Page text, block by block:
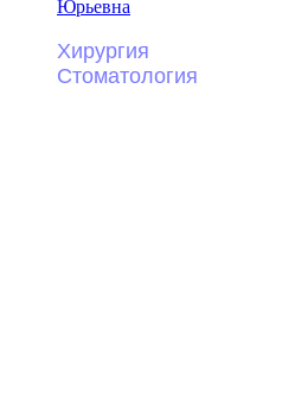
Юрьевна
Хирургия
Стоматология